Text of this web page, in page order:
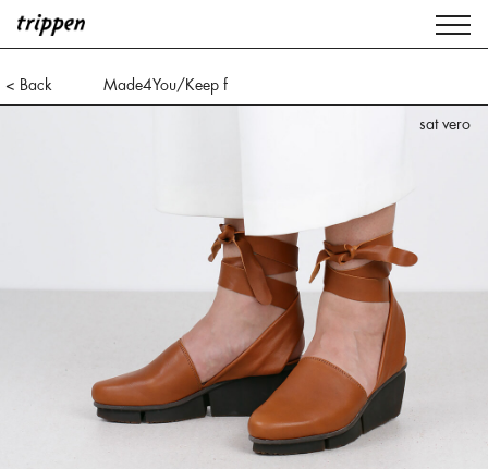
< Back
Made4You/Keep f
sat black